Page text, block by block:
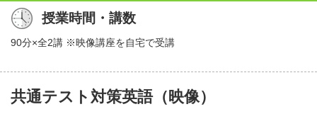
授業時間・講数
90分×全2講 ※映像講座を自宅で受講
共通テスト対策英語（映像）